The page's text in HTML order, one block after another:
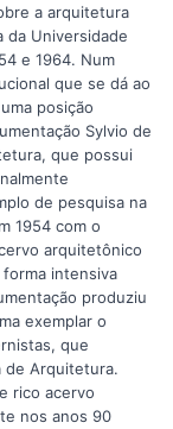
a arquitetura
da Universidade
e 1964. Num
que se dá ao
posição
Sylvio de
que possui
de pesquisa na
1954 com o
arquitetônico
intensiva
produziu
exemplar o
que
de Arquitetura.
rico acervo
nos anos 90